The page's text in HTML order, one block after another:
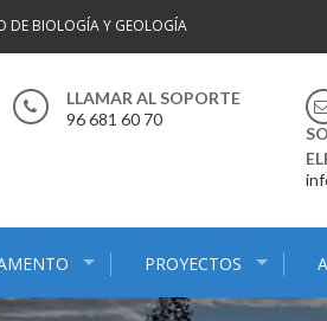
DE BIOLOGÍA Y GEOLOGÍA
LLAMAR AL SOPORTE
96 681 60 70
PROYECTOS